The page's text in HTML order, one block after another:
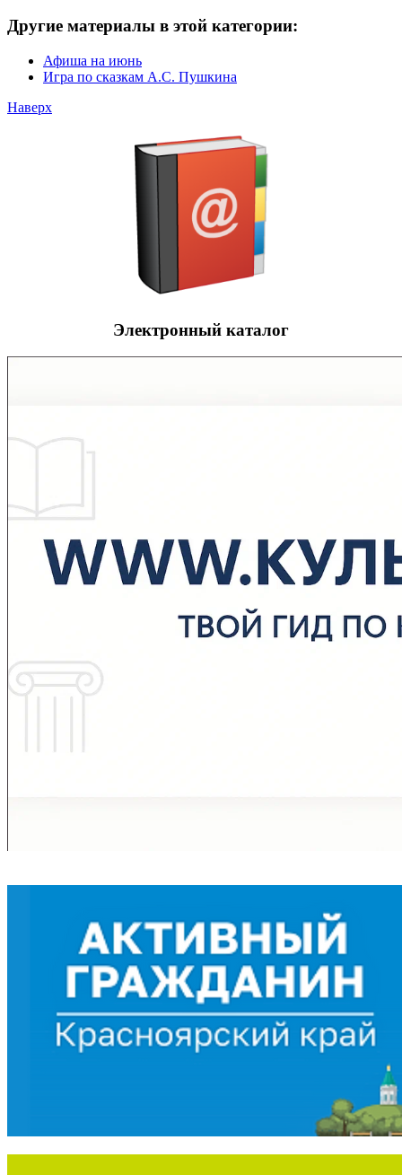
Другие материалы в этой категории:
Афиша на июнь
Игра по сказкам А.С. Пушкина
Наверх
Электронный каталог